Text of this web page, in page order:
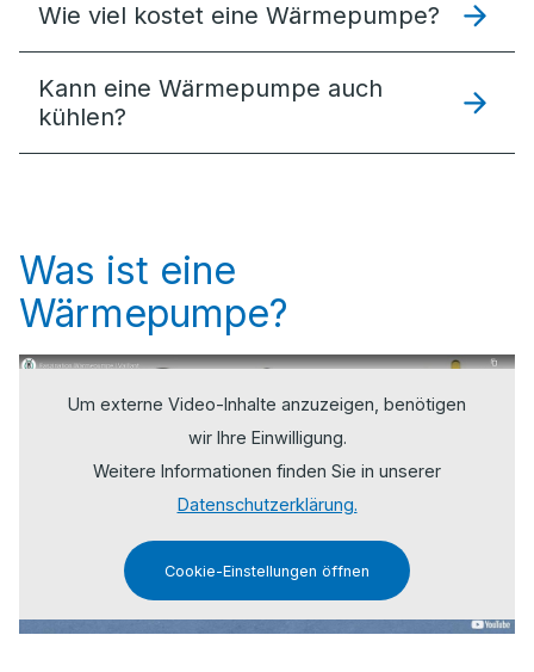
Wie viel kostet eine Wärmepumpe?
Kann eine Wärmepumpe auch
kühlen?
Was ist eine
Wärmepumpe?
Um externe Video-Inhalte anzuzeigen, benötigen
wir Ihre Einwilligung.
Weitere Informationen finden Sie in unserer
Datenschutzerklärung.
Cookie-Einstellungen öffnen